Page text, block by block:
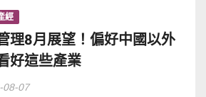
經
理8月展望！偏好中國以外
好這些產業
08-07